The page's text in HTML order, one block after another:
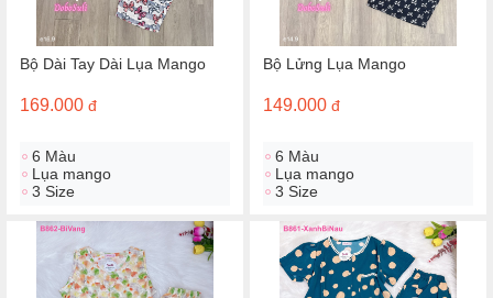
Bộ Dài Tay Dài Lụa Mango
169.000 đ
6 Màu
Lụa mango
3 Size
Bộ Lửng Lụa Mango
149.000 đ
6 Màu
Lụa mango
3 Size